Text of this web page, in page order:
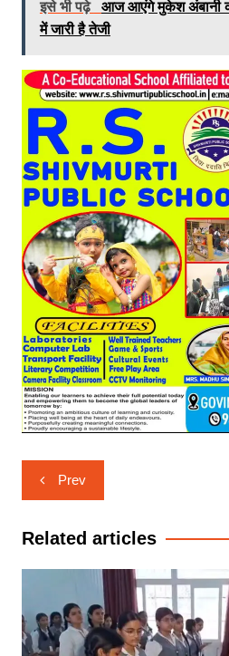
इसे भी पढ़े आज आएंगे मुकेश अंबानी
में जारी है तेजी
Post
navigation
Prev
Related articles